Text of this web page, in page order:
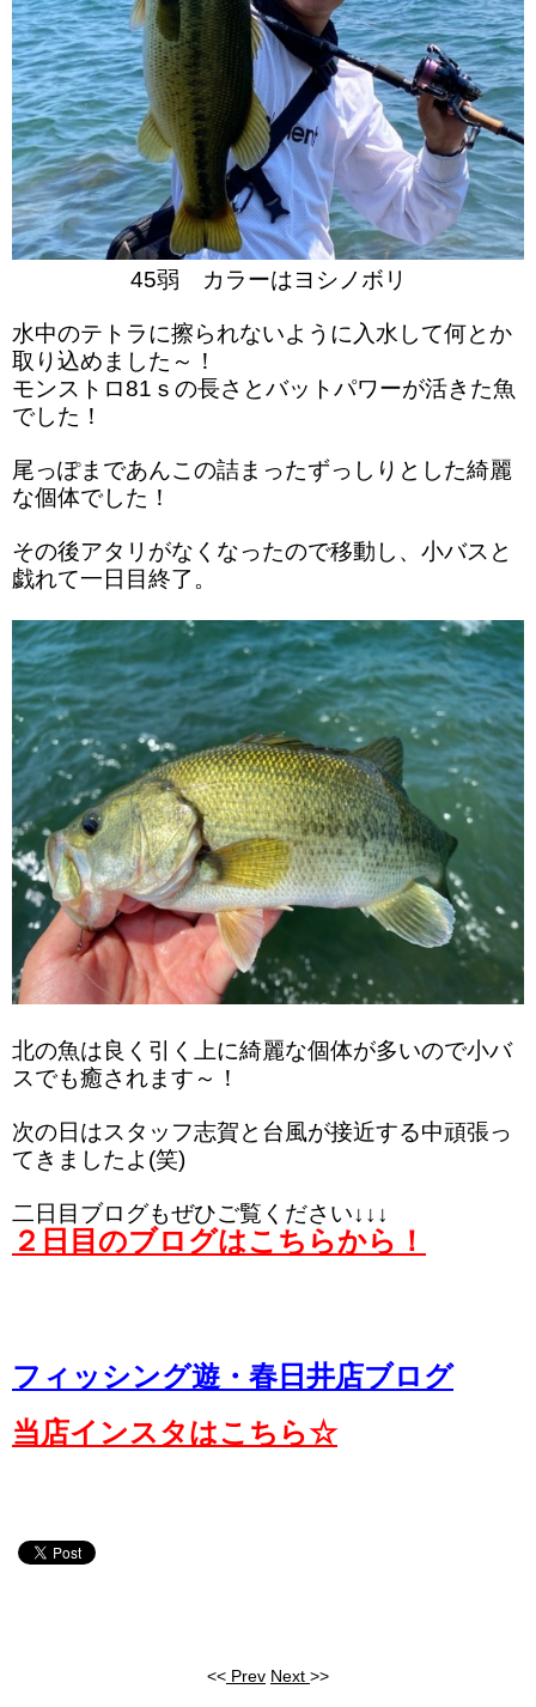
45弱 カラーはヨシノボリ
水中のテトラに擦られないように入水して何とか
取り込めました～！
モンストロ81ｓの長さとバットパワーが活きた魚
でした！
尾っぽまであんこの詰まったずっしりとした綺麗
な個体でした！
その後アタリがなくなったので移動し、小バスと
戯れて一日目終了。
北の魚は良く引く上に綺麗な個体が多いので小バ
スでも癒されます～！
次の日はスタッフ志賀と台風が接近する中頑張っ
てきましたよ(笑)
二日目ブログもぜひご覧ください↓↓↓
２日目のブログはこちらから！
フィッシング遊・春日井店ブログ
当店インスタはこちら☆
<< Prev Next >>